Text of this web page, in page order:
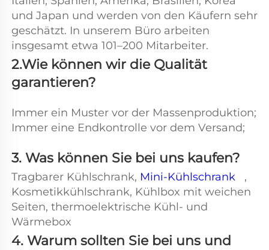
und Japan und werden von den Käufern sehr
geschätzt. In unserem Büro arbeiten
insgesamt etwa 101–200 Mitarbeiter.
2.Wie können wir die Qualität
garantieren?
Immer eine Endkontrolle vor dem Versand;
3. Was können Sie bei uns kaufen?
Tragbarer Kühlschrank, Mini-Kühlschrank ,
Kosmetikkühlschrank, Kühlbox mit weichen
Seiten, thermoelektrische Kühl- und
Wärmebox
4. Warum sollten Sie bei uns und